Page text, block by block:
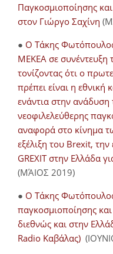
Παγκοσμιοποίησης
στον Γιώργο Σαχίνη
● O Τάκης
ΜΕΚΕΑ σε συνέντευξη
τονίζοντας ότι ο
πρέπει είναι η εθνική
ενάντια στην ανάδυση
νεοφιλελεύθερης
αναφορά στο κίνημα
εξέλιξη του Brexit,
GREXIT στην Ελλάδα
(ΜΆΙΟΣ 2019)
● Ο Τάκης Φωτόπουλος
παγκοσμιοποίησης
διεθνώς και στην
Radio Καβάλας)